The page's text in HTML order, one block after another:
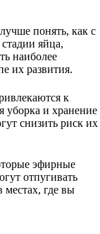
понять, как с
яйца,
наиболее
их развития.
к
уборка и хранение
снизить риск их
эфирные
отпугивать
местах, где вы